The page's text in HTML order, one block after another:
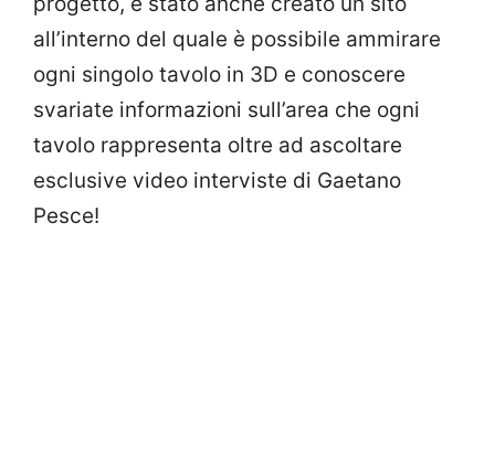
all’interno del quale è possibile ammirare
ogni singolo tavolo in 3D e conoscere
svariate informazioni sull’area che ogni
tavolo rappresenta oltre ad ascoltare
esclusive video interviste di Gaetano
Pesce!